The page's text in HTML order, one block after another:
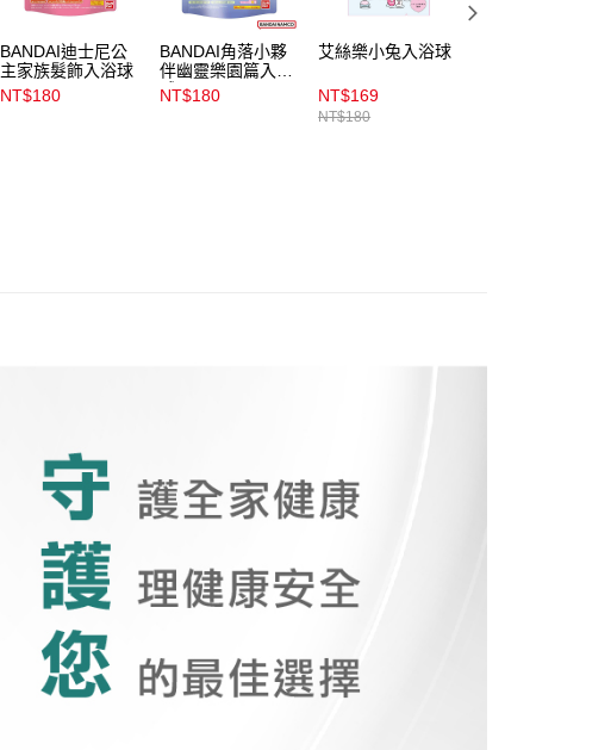
每筆NT$100，滿NT$399(含以上)免運費
BANDAI迪士尼公
主家族髮飾入浴球
NT$180
BANDAI角落小夥
伴幽靈樂園篇入浴
球
NT$180
艾絲樂小兔入浴球
NT$169
NT$180